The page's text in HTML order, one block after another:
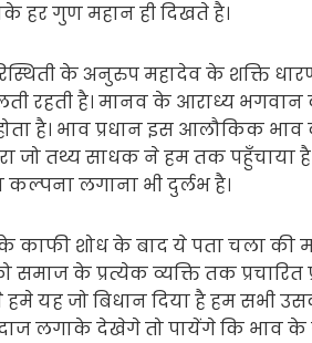
हर गुण महान ही दिखते है।
के अनुरुप महादेव के शक्ति
रहती है। मानव के आराध्य
है। भाव प्रधान इस आलौकिक भाव
जो तथ्य साधक ने हम तक पहुँचाया
लगाना भी दुर्लभ है।
काफी शोध के बाद ये पता चला की
के प्रत्येक व्यक्ति तक प्रचारित
यह जो बिधान दिया है हम सभी
लगाके देखेगे तो पायेंगे कि भाव के